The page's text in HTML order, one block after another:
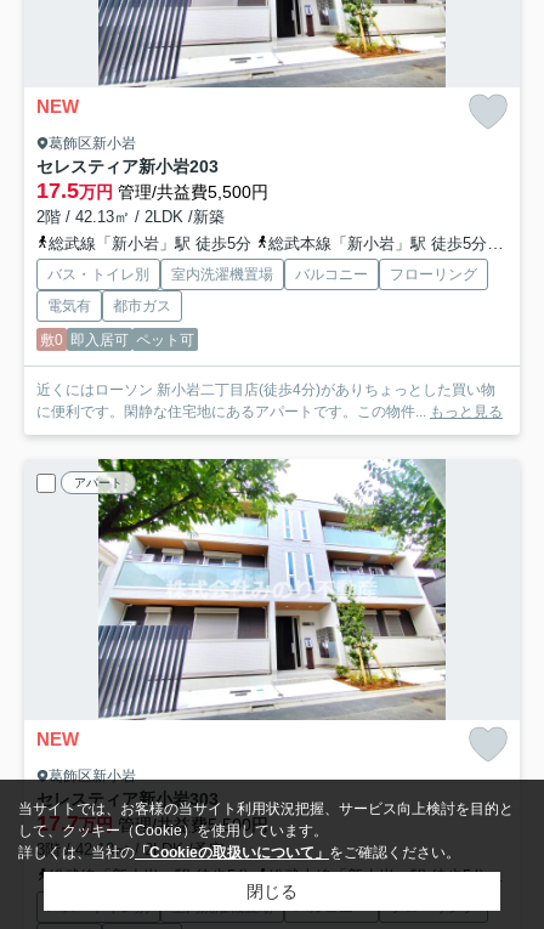
NEW
葛飾区新小岩
セレスティア新小岩203
17.5万円 管理/共益費5,500円
2階 / 42.13㎡ / 2LDK /新築
総武線「新小岩」駅 徒歩5分
総武本線「新小岩」駅 徒歩5分
バス・トイレ別 室内洗濯機置場 バルコニー
フローリング
電気有
都市ガス
敷0 即入居可 ペット可
近くにはローソン 新小岩二丁目店(徒歩4分)がありちょっとした買い物
に便利です。閑静な住宅地にあるアパートです。この物件... もっと見る
アパート
NEW
葛飾区新小岩
セレスティア新小岩303
17.7万円管理/共益費5,500円
3階 / 42.13㎡ / 2LDK /予定
総武線「新小岩」駅 徒歩5分
総武本線「新小岩」駅 徒歩5分
バス・トイレ別 室内洗濯機置場 バルコニー フローリング
当サイトでは、お客様の当サイト利用状況把握、サービス向上検討を目的と
して、クッキー（Cookie）を使用しています。
詳しくは、当社の「Cookieの取扱いについて」 をご確認ください。
閉じる